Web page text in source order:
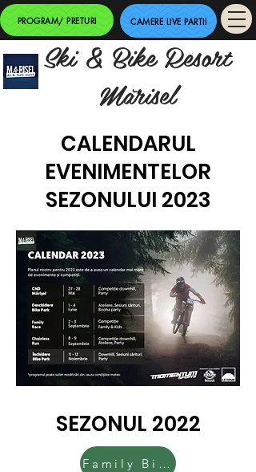
PROGRAM/ PRETURI CAMERE LIVE PARTII
Ski & Bike Resort
Mărisel
CALENDARUL
EVENIMENTELOR
SEZONULUI 2023
SEZONUL 2022
Family Bike Fest